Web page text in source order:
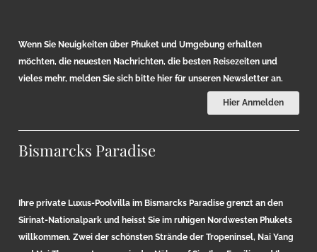
Wenn Sie Neuigkeiten über Phuket und Umgebung erhalten
möchten, die neuesten Nachrichten, die besten Reisezeiten und
vieles mehr, melden Sie sich bitte hier für unseren Newsletter an.
Hier Anmelden
Bismarcks Paradise
Ihre private Luxus-Poolvilla im Bismarcks Paradise grenzt an den
Sirinat-Nationalpark und heisst Sie im ruhigen Nordwesten Phukets
willkommen. Zwei der schönsten Strände der Tropeninsel, Nai Yang